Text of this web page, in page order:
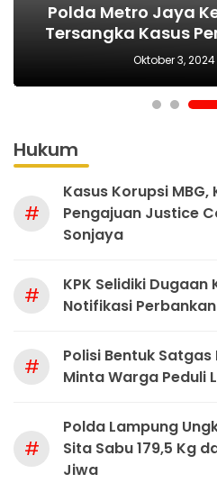
HUT Polwan ke-
yang Tepat
Perempuan
MAKI Sebut Seleksi
Sejak Awal,
Polda Metro Jaya
Tersangka Kasus
Diskusi di
Oktober 3,
Kejari tetapkan
tersangka
Hukum
#
Kasus Korupsi
Pengajuan Justice
Sonjaya
#
KPK Selidiki
Notifikasi
#
Polisi Bentuk
Minta Warga Peduli
#
Polda Lampung
Sita Sabu 179,5 Kg
Jiwa